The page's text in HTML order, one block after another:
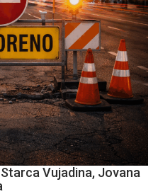
Vujadina, Jovana